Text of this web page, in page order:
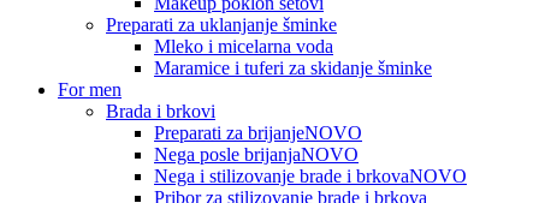
Preparati za uklanjanje šminke
Mleko i micelarna voda
Maramice i tuferi za skidanje šminke
For men
Brada i brkovi
Preparati za brijanjeNOVO
Nega posle brijanjaNOVO
Nega i stilizovanje brade i brkovaNOVO
Pribor za stilizovanje brade i brkova